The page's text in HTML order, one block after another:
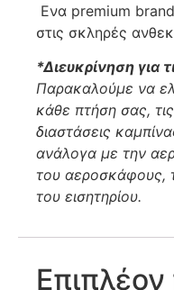
Ενα premium
στις σκληρές
*Διευκρίνηση για
Παρακαλούμε να
κάθε πτήση σας,
διαστάσεις
ανάλογα με την
του αεροσκάφους,
του εισητηρίου.